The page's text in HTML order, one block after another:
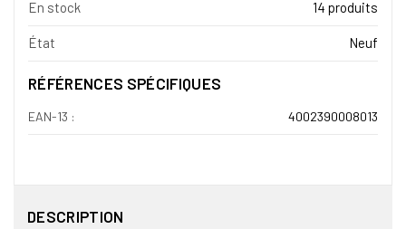
En stock 14 produits
État Neuf
RÉFÉRENCES SPÉCIFIQUES
EAN-13 : 4002390008013
DESCRIPTION